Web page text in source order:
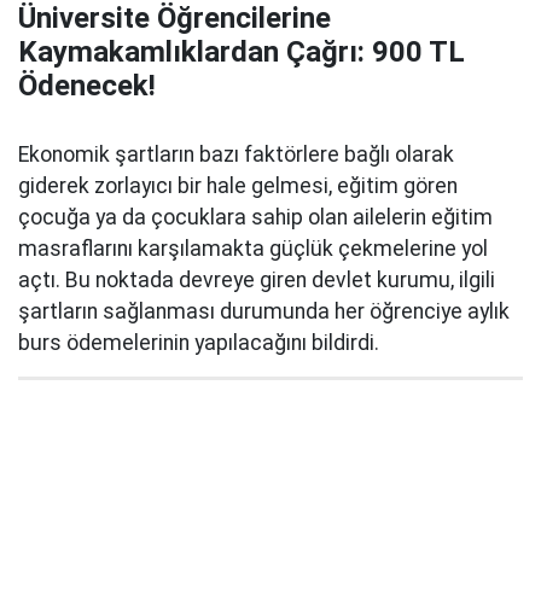
Üniversite Öğrencilerine
Kaymakamlıklardan Çağrı: 900 TL
Ödenecek!
Ekonomik şartların bazı faktörlere bağlı olarak
giderek zorlayıcı bir hale gelmesi, eğitim gören
çocuğa ya da çocuklara sahip olan ailelerin eğitim
masraflarını karşılamakta güçlük çekmelerine yol
açtı. Bu noktada devreye giren devlet kurumu, ilgili
şartların sağlanması durumunda her öğrenciye aylık
burs ödemelerinin yapılacağını bildirdi.